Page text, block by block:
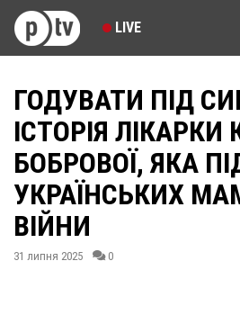
LIVE
ГОДУВАТИ ПІД
ІСТОРІЯ ЛІКАРКИ
БОБРОВОЇ, ЯКА
УКРАЇНСЬКИХ
ВІЙНИ
31 липня 2025 0